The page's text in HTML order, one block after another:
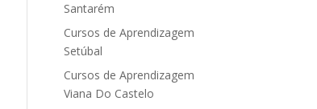
Santarém
Cursos de Aprendizagem
Setúbal
Cursos de Aprendizagem
Viana Do Castelo